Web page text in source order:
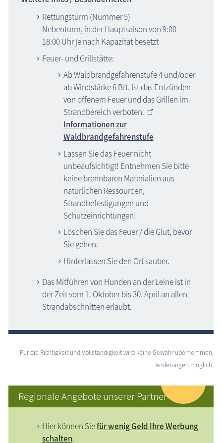
Rettungsturm (Nummer 5)
Nebenturm, in der Hauptsaison von 9:00 –
18:00 Uhr je nach Kapazität besetzt
Feuer- und Grillstätte:
Ab Waldbrandgefahrenstufe 4 und/oder
ab Windstärke 6 Bft. Ist das Entzünden
von offenem Feuer und das Grillen im
Strandbereich verboten.
Informationen zur
Waldbrandgefahrenstufe
Lassen Sie das Feuer nicht
unbeaufsichtigt! Entnehmen Sie bitte
keine brennbaren Materialien aus
natürlichen Ressourcen,
Strandbefestigungen und
Schutzeinrichtungen!
Löschen Sie das Feuer / die Glut, bevor
Sie gehen.
Hinterlassen Sie den Ort sauber.
Das Mitführen von Hunden an der Leine ist in
der Zeit vom 1. Oktober bis 30. April an allen
Strandabschnitten erlaubt.
Für die Richtigkeit und Vollständigkeit wird keine Gewähr übernommen,
Änderungen möglich.
Regionale Angebote unserer Partner
Hier können Siefür wenig Geld Ihre Werbung
schalten.